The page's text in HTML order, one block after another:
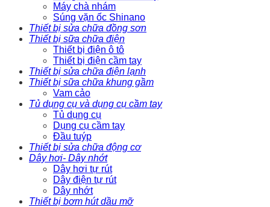
Máy chà nhám
Súng vặn ốc Shinano
Thiết bị sửa chữa đồng sơn
Thiết bị sữa chữa điện
Thiết bị điện ô tô
Thiết bị điện cầm tay
Thiết bị sửa chữa điện lạnh
Thiết bị sữa chữa khung gầm
Vam cảo
Tủ dụng cụ và dụng cụ cầm tay
Tủ dụng cụ
Dụng cụ cầm tay
Đầu tuýp
Thiết bị sửa chữa động cơ
Dây hơi- Dây nhớt
Dây hơi tự rút
Dây điện tự rút
Dây nhớt
Thiết bị bơm hút dầu mỡ